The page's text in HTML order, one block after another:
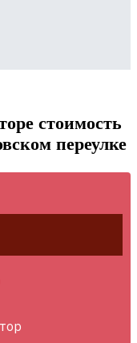
стоимость
переулке